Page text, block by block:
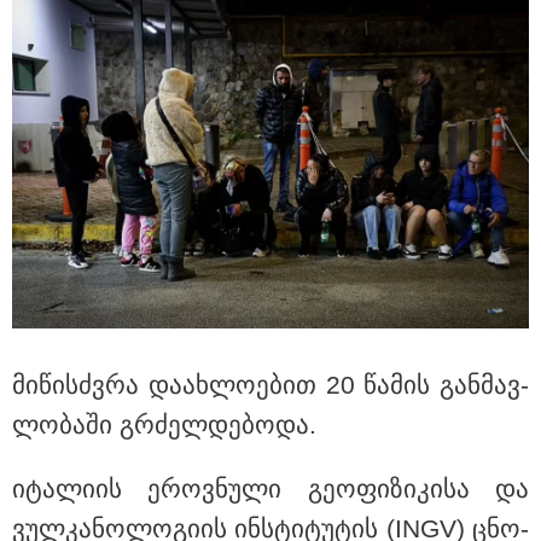
"ბავშვობიდან ასე ვარ..
ფანატიკურად ვარ შეყვარებული
საქართველოზე" - გაიცანით
მარტინ გუიმჯიანი, ქართულ ენასა
და საქართველოზე
შეყვარებული სომეხი ბიჭი
მი­წისძვრა და­ახ­ლო­ე­ბით 20 წა­მის გან­მავ­
ლო­ბა­ში გრძელ­დე­ბო­და.
იტა­ლი­ის ეროვ­ნუ­ლი გე­ო­ფი­ზი­კი­სა და
ვულ­კა­ნო­ლო­გი­ის ინ­სტი­ტუ­ტის (INGV) ცნო­